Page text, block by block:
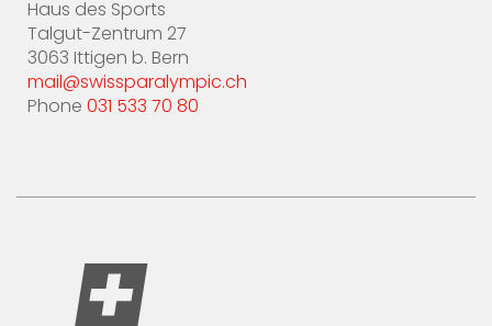
Haus des Sports
Talgut-Zentrum 27
3063 Ittigen b. Bern
mail@swissparalympic.ch
Phone 031 533 70 80